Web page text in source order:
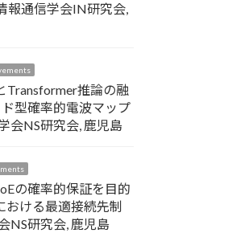
報通信学会IN研究会,
Transformer推論の融
型確率的電波マップ
会NS研究会, 鹿児島
の確率的保証を目的
ける最適接続先制
NS研究会, 鹿児島